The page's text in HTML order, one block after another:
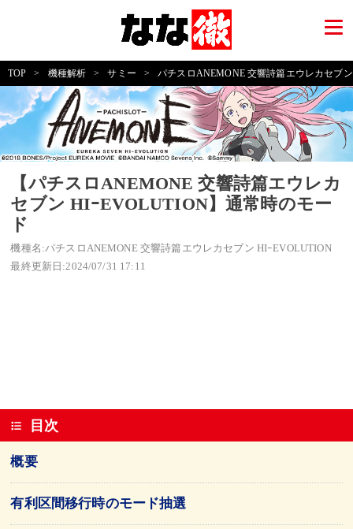
TOP > 機種解析 > サミー > パチスロANEMONE 交響詩篇エウレカセブ
【パチスロANEMONE 交響詩篇エウレカ
セブン HIｰEVOLUTION】通常時のモー
ド
機種名:パチスロANEMONE 交響詩篇エウレカセブン HIｰEVOLUTION
最終更新日:2024/07/31 17:11
目次
概要
有利区間移行時のモード抽選